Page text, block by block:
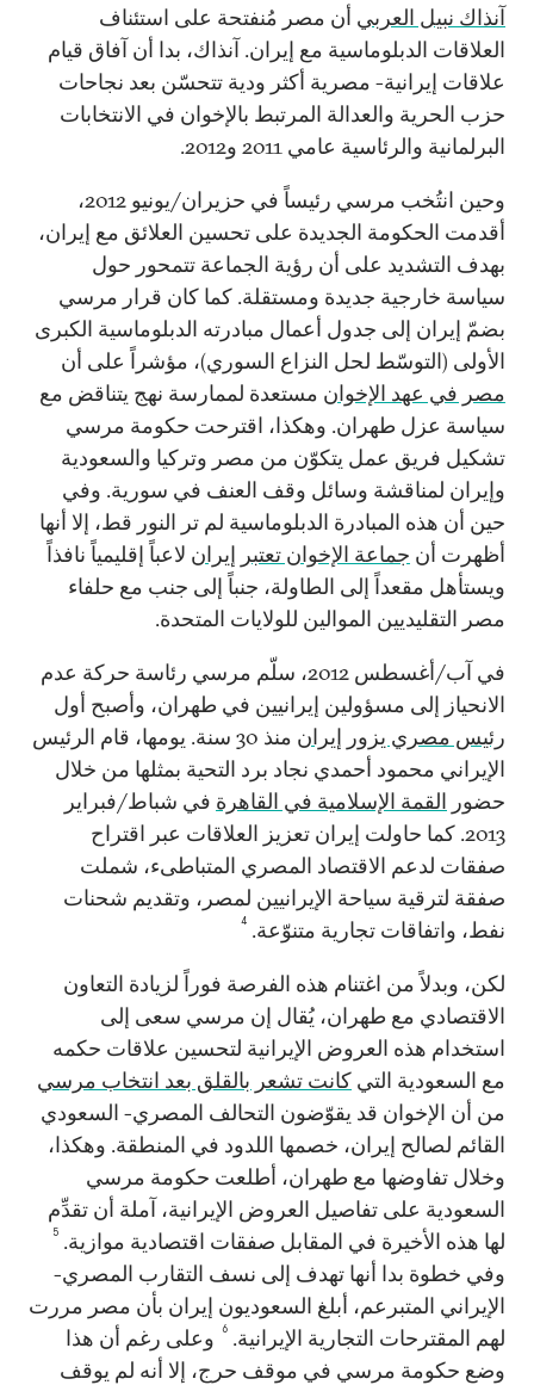
آنذاك نبيل العربي أن مصر مُنفتحة على استئناف
العلاقات الدبلوماسية مع إيران. آنذاك، بدا أن آفاق قيام
علاقات إيرانية- مصرية أكثر ودية تتحسّن بعد نجاحات
حزب الحرية والعدالة المرتبط بالإخوان في الانتخابات
البرلمانية والرئاسية عامي 2011 و2012.
وحين انتُخب مرسي رئيساً في حزيران/يونيو 2012،
أقدمت الحكومة الجديدة على تحسين العلائق مع إيران،
بهدف التشديد على أن رؤية الجماعة تتمحور حول
سياسة خارجية جديدة ومستقلة. كما كان قرار مرسي
بضمّ إيران إلى جدول أعمال مبادرته الدبلوماسية الكبرى
الأولى (التوسّط لحل النزاع السوري)، مؤشراً على أن
مصر في عهد الإخوان مستعدة لممارسة نهج يتناقض مع
سياسة عزل طهران. وهكذا، اقترحت حكومة مرسي
تشكيل فريق عمل يتكوّن من مصر وتركيا والسعودية
وإيران لمناقشة وسائل وقف العنف في سورية. وفي
حين أن هذه المبادرة الدبلوماسية لم تر النور قط، إلا أنها
أظهرت أن جماعة الإخوان تعتبر إيران لاعباً إقليمياً نافذاً
ويستأهل مقعداً إلى الطاولة، جنباً إلى جنب مع حلفاء
مصر التقليديين الموالين للولايات المتحدة.
في آب/أغسطس 2012، سلّم مرسي رئاسة حركة عدم
الانحياز إلى مسؤولين إيرانيين في طهران، وأصبح أول
رئيس مصري يزور إيران
منذ 30 سنة. يومها، قام الرئيس
الإيراني محمود أحمدي نجاد برد التحية بمثلها من خلال
حضور القمة الإسلامية في القاهرة في شباط/فبراير
2013. كما حاولت إيران تعزيز العلاقات عبر اقتراح
صفقات لدعم الاقتصاد المصري المتباطىء، شملت
صفقة لترقية سياحة الإيرانيين لمصر، وتقديم شحنات
نفط، واتفاقات تجارية متنوّعة. 4
لكن، وبدلاً من اغتنام هذه الفرصة فوراً لزيادة التعاون
الاقتصادي مع طهران، يُقال إن مرسي سعى إلى
استخدام هذه العروض الإيرانية لتحسين علاقات حكمه
مع السعودية التي كانت تشعر بالقلق بعد انتخاب مرسي
من أن الإخوان قد يقوّضون التحالف المصري- السعودي
القائم لصالح إيران، خصمها اللدود في المنطقة. وهكذا،
وخلال تفاوضها مع طهران، أطلعت حكومة مرسي
السعودية على تفاصيل العروض الإيرانية، آملة أن تقدِّم
لها هذه الأخيرة في المقابل صفقات اقتصادية موازية. 5
وفي خطوة بدا أنها تهدف إلى نسف التقارب المصري-
الإيراني المتبرعم، أبلغ السعوديون إيران بأن مصر مررت
لهم المقترحات التجارية الإيرانية. 6 وعلى رغم أن هذا
وضع حكومة مرسي في موقف حرج، إلا أنه لم يوقف